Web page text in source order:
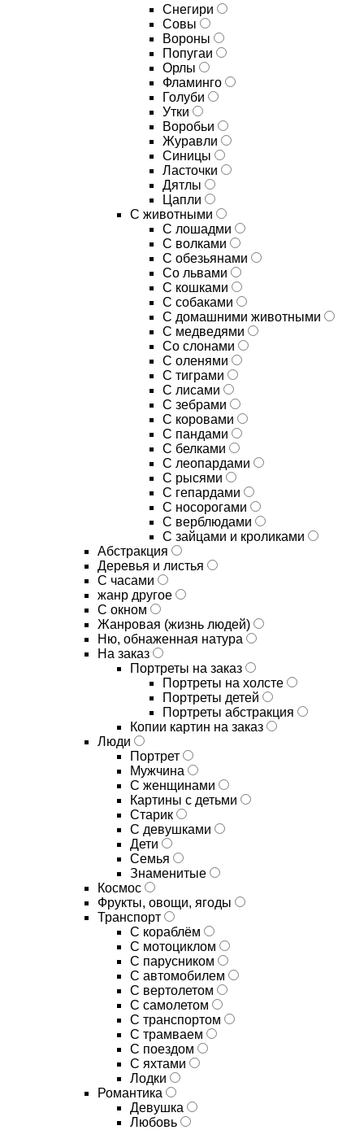
Снегири
Совы
Вороны
Попугаи
Орлы
Фламинго
Голуби
Утки
Воробьи
Журавли
Синицы
Ласточки
Дятлы
Цапли
С животными
С лошадми
С волками
С обезьянами
Со львами
С кошками
С собаками
С домашними животными
С медведями
Со слонами
С оленями
С тиграми
С лисами
С зебрами
С коровами
С пандами
С белками
С леопардами
С рысями
С гепардами
С носорогами
С верблюдами
С зайцами и кроликами
Абстракция
Деревья и листья
С часами
жанр другое
С окном
Жанровая (жизнь людей)
Ню, обнаженная натура
На заказ
Портреты на заказ
Портреты на холсте
Портреты детей
Портреты абстракция
Копии картин на заказ
Люди
Портрет
Мужчина
С женщинами
Картины с детьми
Старик
С девушками
Дети
Семья
Знаменитые
Космос
Фрукты, овощи, ягоды
Транспорт
С кораблём
С мотоциклом
С парусником
С автомобилем
С вертолетом
С самолетом
С транспортом
С трамваем
С поездом
С яхтами
Лодки
Романтика
Девушка
Любовь